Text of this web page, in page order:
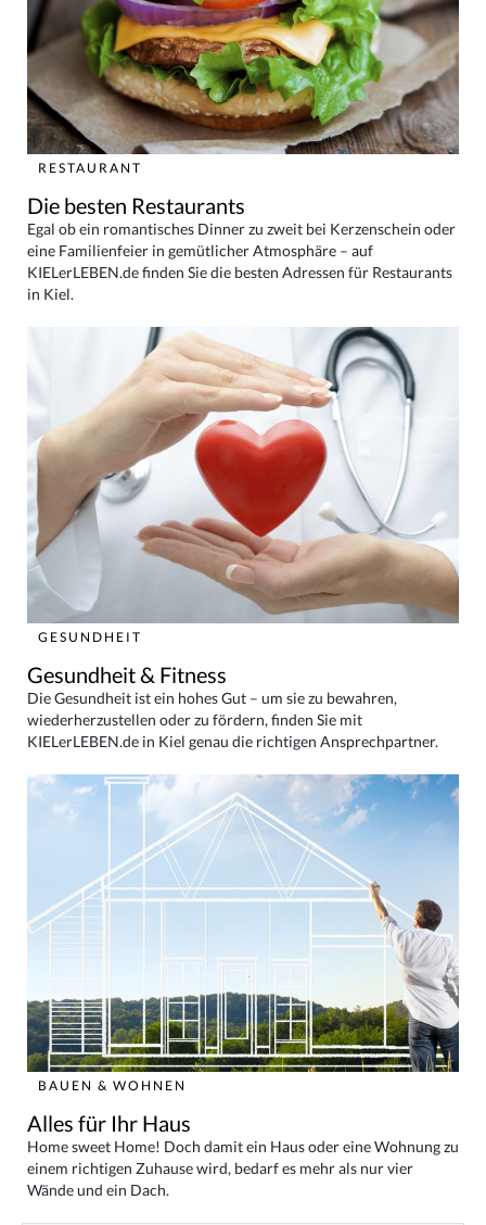
RESTAURANT
Die besten Restaurants
Egal ob ein romantisches Dinner zu zweit bei Kerzenschein oder
eine Familienfeier in gemütlicher Atmosphäre – auf
KIELerLEBEN.de finden Sie die besten Adressen für Restaurants
in Kiel.
GESUNDHEIT
Gesundheit & Fitness
Die Gesundheit ist ein hohes Gut – um sie zu bewahren,
wiederherzustellen oder zu fördern, finden Sie mit
KIELerLEBEN.de in Kiel genau die richtigen Ansprechpartner.
BAUEN & WOHNEN
Alles für Ihr Haus
Home sweet Home! Doch damit ein Haus oder eine Wohnung zu
einem richtigen Zuhause wird, bedarf es mehr als nur vier
Wände und ein Dach.